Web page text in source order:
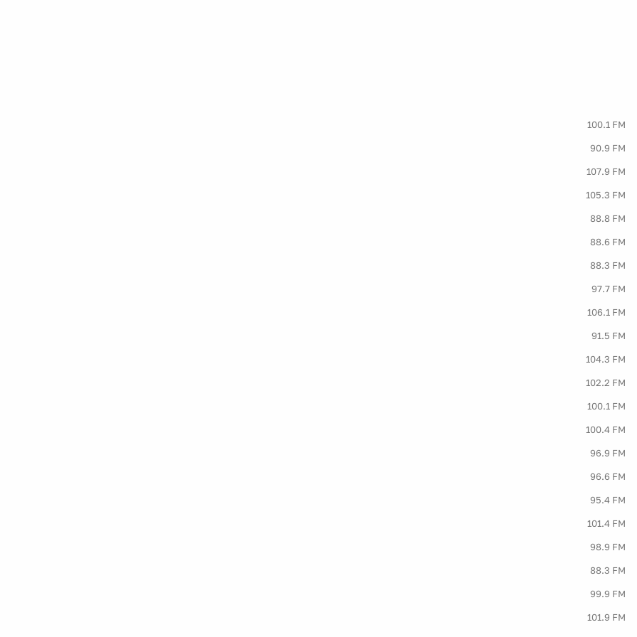
100.1 FM
90.9 FM
107.9 FM
105.3 FM
88.8 FM
88.6 FM
88.3 FM
97.7 FM
106.1 FM
91.5 FM
104.3 FM
102.2 FM
100.1 FM
100.4 FM
96.9 FM
96.6 FM
95.4 FM
101.4 FM
98.9 FM
88.3 FM
99.9 FM
101.9 FM